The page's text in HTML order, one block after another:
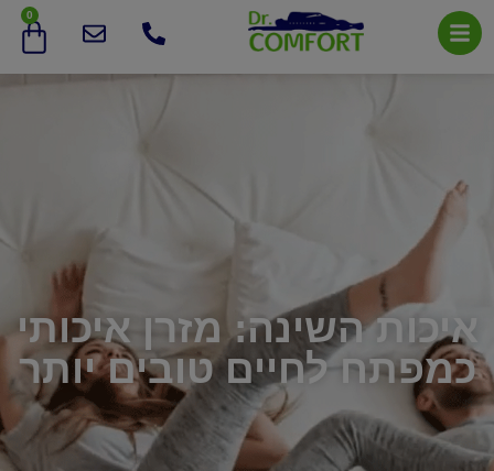
0
איכות השינה: מזרן איכותי
כמפתח לחיים טובים יותר